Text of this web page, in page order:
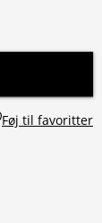
Føj til favoritter